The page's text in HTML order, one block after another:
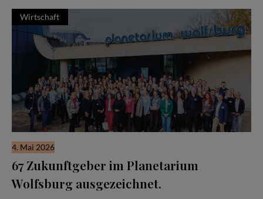
Wirtschaft
4. Mai 2026
67 Zukunftgeber im Planetarium
Wolfsburg ausgezeichnet.